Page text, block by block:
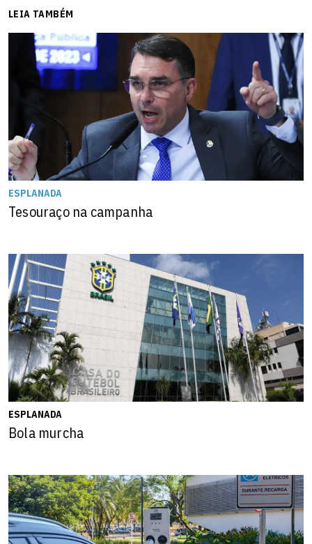
LEIA TAMBÉM
ESPLANADA
Tesouraço na campanha
ESPLANADA
Bola murcha